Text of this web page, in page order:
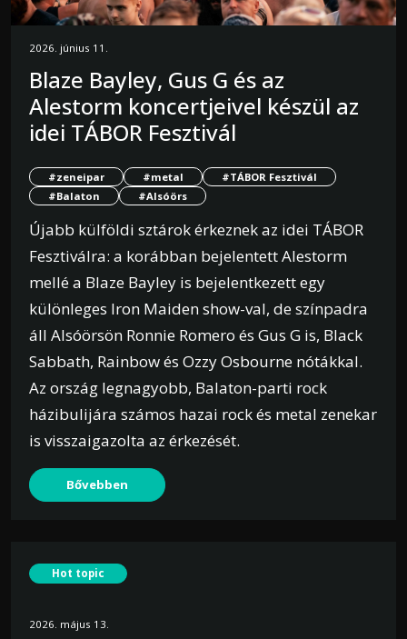
2026. június 11.
Blaze Bayley, Gus G és az
Alestorm koncertjeivel készül az
idei TÁBOR Fesztivál
#zeneipar #metal
#TÁBOR Fesztivál
#Balaton
#Alsóörs
Újabb külföldi sztárok érkeznek az idei TÁBOR
Fesztiválra: a korábban bejelentett Alestorm
mellé a Blaze Bayley is bejelentkezett egy
különleges Iron Maiden show-val, de színpadra
áll Alsóörsön Ronnie Romero és Gus G is, Black
Sabbath, Rainbow és Ozzy Osbourne nótákkal.
Az ország legnagyobb, Balaton-parti rock
házibulijára számos hazai rock és metal zenekar
is visszaigazolta az érkezését.
Bővebben
Hot topic
2026. május 13.